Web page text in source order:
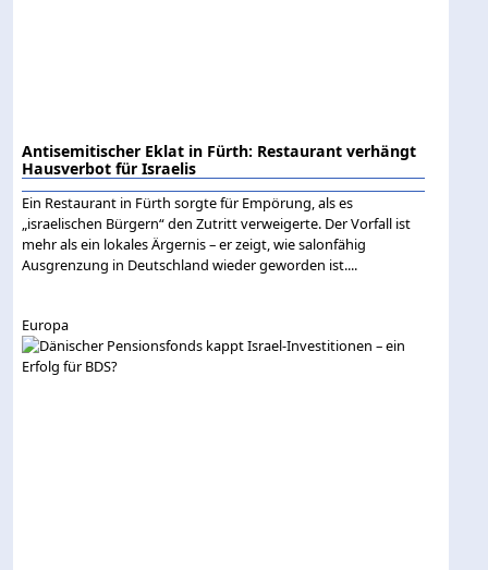
Antisemitischer Eklat in Fürth: Restaurant verhängt
Hausverbot für Israelis
Ein Restaurant in Fürth sorgte für Empörung, als es
„israelischen Bürgern“ den Zutritt verweigerte. Der Vorfall ist
mehr als ein lokales Ärgernis – er zeigt, wie salonfähig
Ausgrenzung in Deutschland wieder geworden ist....
Europa